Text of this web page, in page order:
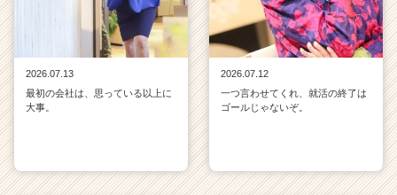
2026.07.13
最初の会社は、思っている以上に
大事。
2026.07.12
一つ言わせてくれ、就活の終了は
ゴールじゃないぞ。